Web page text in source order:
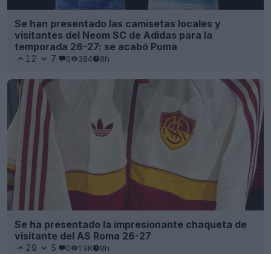
Se han presentado las camisetas locales y
visitantes del Neom SC de Adidas para la
temporada 26-27: se acabó Puma
12 7 0 384 8h
Se ha presentado la impresionante chaqueta de
visitante del AS Roma 26-27
29 5 0 1.9K 8h